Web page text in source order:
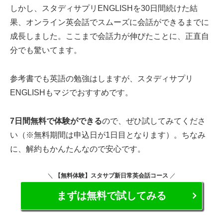
しかし、スタディサプリENGLISHを30日間続けた結
果、オンライン英会話でスムーズに会話ができるまでに
成長しました。ここまで会話力が伸びたことに、正直自
分でも驚いてます。
参考書でも英語の勉強はしますが、スタディサプリ
ENGLISHもマジでおすすめです。
7日間無料で体験ができるので、ぜひ試してみてくださ
い（※無料期間は申込日が1日目となります）。ちなみ
に、解約もかんたんなので安心です。
＼ 【無料体験】 スタサプ新日常英会話コース ／
まずは無料で試してみる